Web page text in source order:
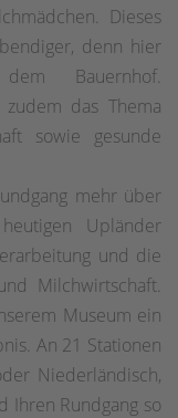
Dieses
denn hier
Bauernhof.
zudem das Thema
sowie gesunde
mehr über
Upländer
und die
Milchwirtschaft.
Museum ein
An 21 Stationen
Niederländisch,
Ihren Rundgang so